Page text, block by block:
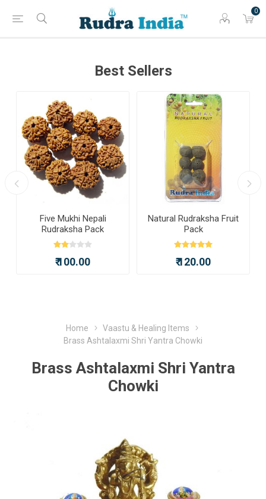
0
Best Sellers
Five Mukhi Nepali
Rudraksha Pack
₹ 100.00
Natural Rudraksha Fruit
Pack
₹ 120.00
Home
Vaastu & Healing Items
Brass Ashtalaxmi Shri Yantra Chowki
Brass Ashtalaxmi Shri Yantra
Chowki